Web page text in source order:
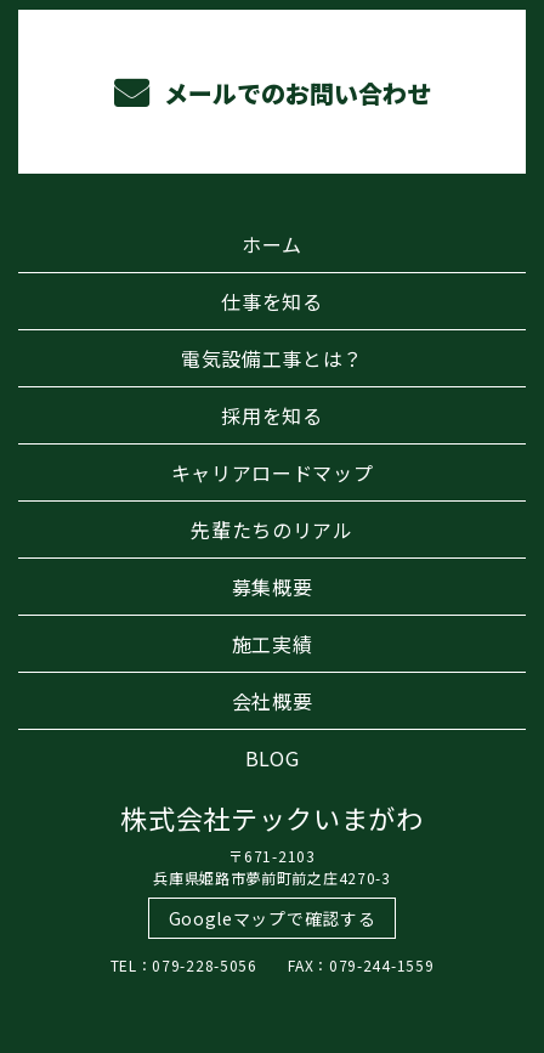
メールでのお問い合わせ
ホーム
仕事を知る
電気設備工事とは？
採用を知る
キャリアロードマップ
先輩たちのリアル
募集概要
施工実績
会社概要
BLOG
株式会社テックいまがわ
〒671-2103
兵庫県姫路市夢前町前之庄4270-3
Googleマップで確認する
TEL：079-228-5056 FAX：079-244-1559